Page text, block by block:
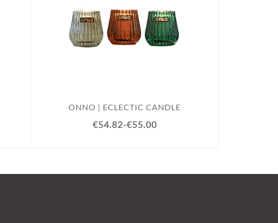
ONNO | ECLECTIC CANDLE
€54.82-€55.00